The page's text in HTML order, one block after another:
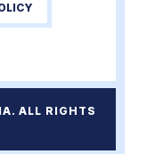
ALL RIGHTS